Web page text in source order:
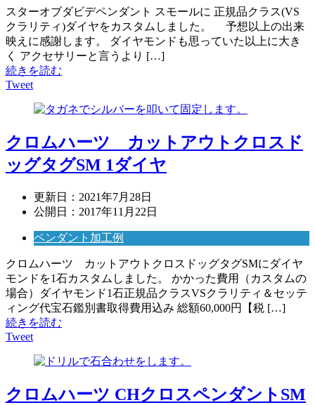
スターオブダビデペンダント スモールに 正規品クラス(VS
クラリティ)ダイヤをカスタムしました。 予想以上の出来
映えに感謝します。 ダイヤモンドも思っていた以上に大き
く アクセサリーと言うより […]
続きを読む
Tweet
クロムハーツ カットアウトクロスド
ッグタグSM 1ダイヤ
更新日： 2021年7月28日
公開日： 2017年11月22日
ペンダント加工例
クロムハーツ カットアウトクロスドッグタグSMにダイヤ
モンドを1石カスタムしました。 かかった費用（カスタムの
場合）ダイヤモンド1石正規品クラスVSクラリティ＆セッテ
ィング代宝石鑑別書取得費用込み 総額60,000円【税 […]
続きを読む
Tweet
クロムハーツ CHクロスペンダントSM